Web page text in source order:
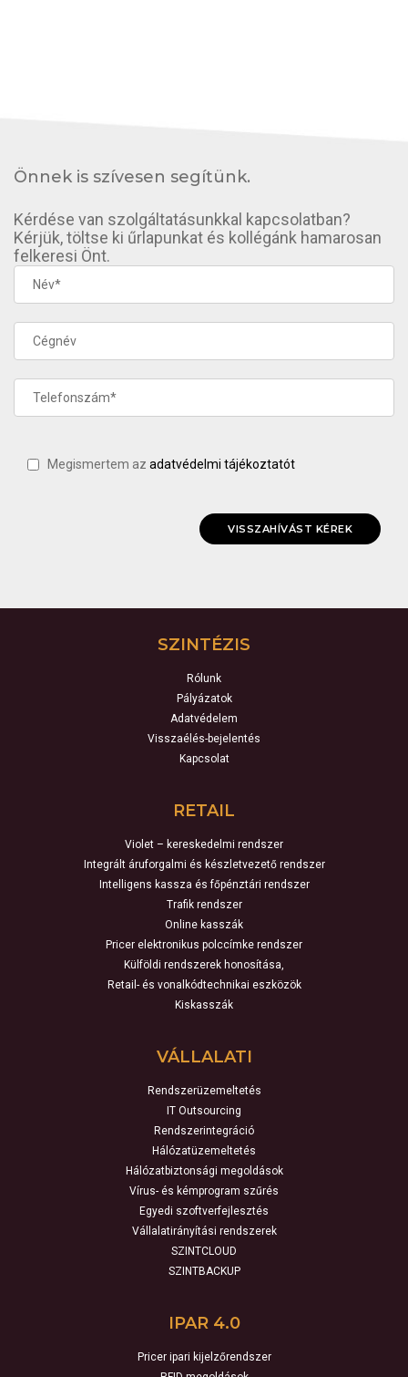
Önnek is szívesen segítünk.
Kérdése van szolgáltatásunkkal kapcsolatban?
Kérjük, töltse ki űrlapunkat és kollégánk hamarosan
felkeresi Önt.
Megismertem az adatvédelmi tájékoztatót
SZINTÉZIS
Rólunk
Pályázatok
Adatvédelem
Visszaélés-bejelentés
Kapcsolat
RETAIL
Violet – kereskedelmi rendszer
Integrált áruforgalmi és készletvezető rendszer
Intelligens kassza és főpénztári rendszer
Trafik rendszer
Online kasszák
Pricer elektronikus polccímke rendszer
Külföldi rendszerek honosítása,
Retail- és vonalkódtechnikai eszközök
Kiskasszák
VÁLLALATI
Rendszerüzemeltetés
IT Outsourcing
Rendszerintegráció
Hálózatüzemeltetés
Hálózatbiztonsági megoldások
Vírus- és kémprogram szűrés
Egyedi szoftverfejlesztés
Vállalatirányítási rendszerek
SZINTCLOUD
SZINTBACKUP
IPAR 4.0
Pricer ipari kijelzőrendszer